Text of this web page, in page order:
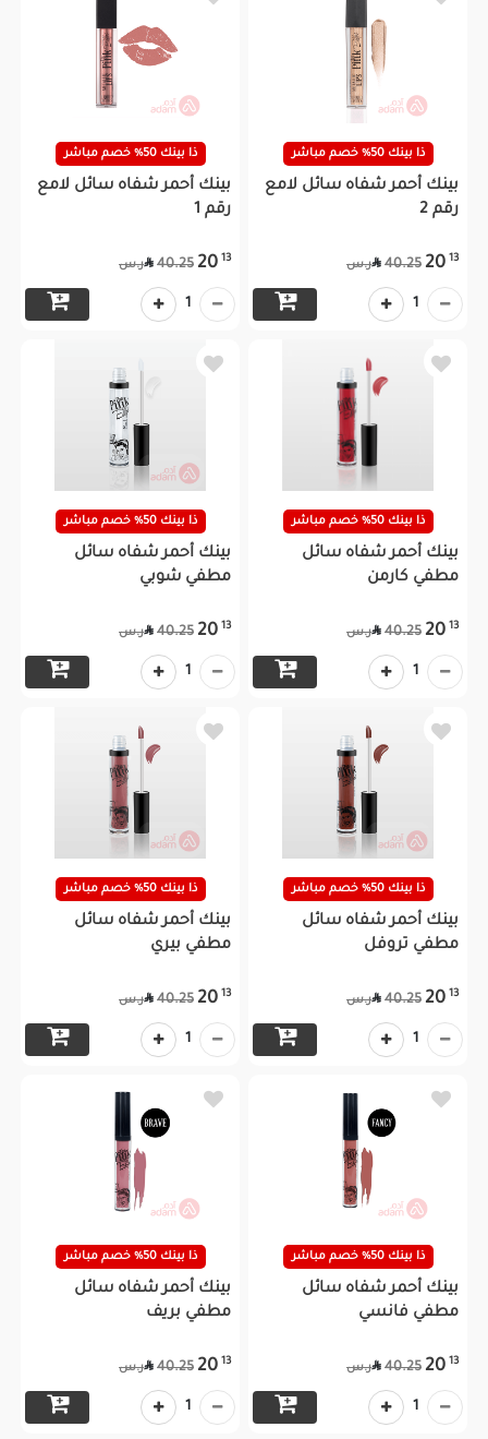
ذا بينك 50% خصم مباشر
بينك أحمر شفاه سائل لامع
رقم 2
13
20
 40.25 ر.س
1
ذا بينك 50% خصم مباشر
بينك أحمر شفاه سائل لامع
رقم 1
13
20
 40.25 ر.س
1
ذا بينك 50% خصم مباشر
بينك أحمر شفاه سائل
مطفي كارمن
13
20
 40.25 ر.س
1
ذا بينك 50% خصم مباشر
بينك أحمر شفاه سائل
مطفي شوبي
13
20
 40.25 ر.س
1
ذا بينك 50% خصم مباشر
بينك أحمر شفاه سائل
مطفي تروفل
13
20
 40.25 ر.س
1
ذا بينك 50% خصم مباشر
بينك أحمر شفاه سائل
مطفي بيري
13
20
 40.25 ر.س
1
ذا بينك 50% خصم مباشر
بينك أحمر شفاه سائل
مطفي فانسي
13
20
 40.25 ر.س
1
ذا بينك 50% خصم مباشر
بينك أحمر شفاه سائل
مطفي بريف
13
20
 40.25 ر.س
1